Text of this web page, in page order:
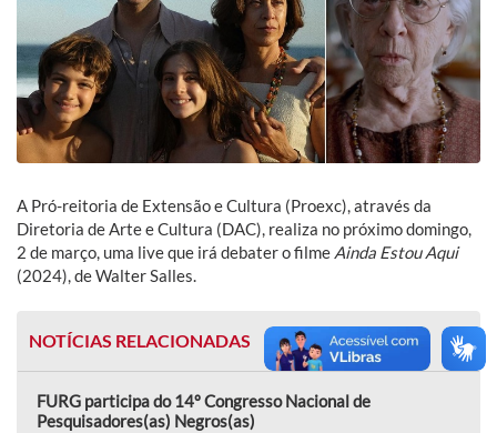
A Pró-reitoria de Extensão e Cultura (Proexc), através da
Diretoria de Arte e Cultura (DAC), realiza no próximo domingo,
2 de março, uma live que irá debater o filme Ainda Estou Aqui
(2024), de Walter Salles.
NOTÍCIAS RELACIONADAS
FURG participa do 14º Congresso Nacional de
Pesquisadores(as) Negros(as)